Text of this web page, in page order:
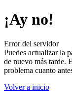
¡Ay no!
Error del servidor
Puedes actualizar la
de nuevo más tarde.
problema cuanto
Volver a inicio